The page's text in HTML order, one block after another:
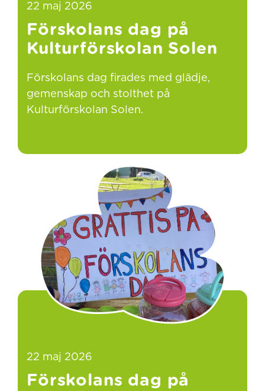
22 maj 2026
Förskolans dag på
Kulturförskolan Solen
Förskolans dag firades med glädje,
gemenskap och stolthet på
Kulturförskolan Solen.
22 maj 2026
Förskolans dag på